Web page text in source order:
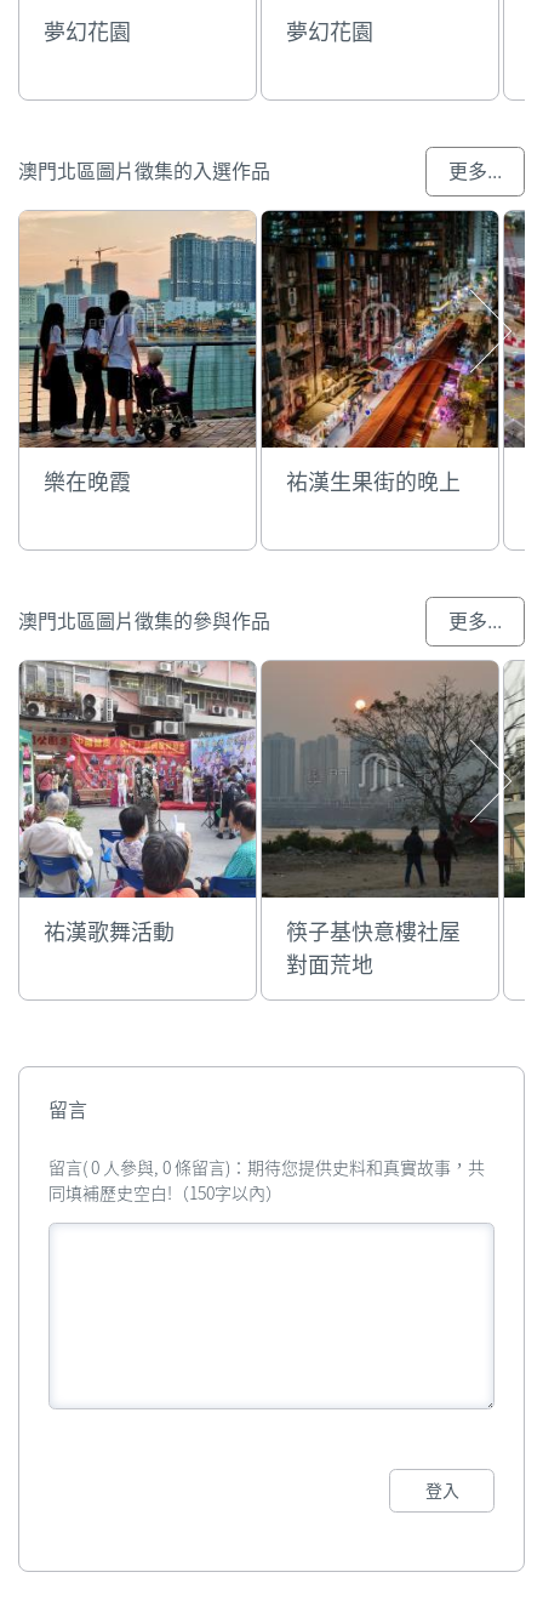
夢幻花園 夢幻花園
澳門北區圖片徵集的入選作品 更多...
樂在晚霞 祐漢生果街的晚上
澳門北區圖片徵集的參與作品 更多...
祐漢歌舞活動
筷子基快意樓社屋
對面荒地
留言
留言( 0 人參與, 0 條留言)：期待您提供史料和真實故事，共
同填補歷史空白!（150字以內）
登入